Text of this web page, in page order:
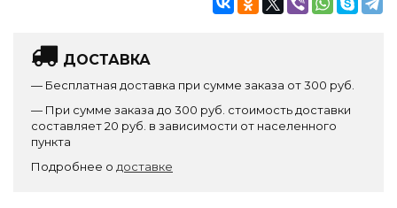
ДОСТАВКА
— Бесплатная доставка при сумме заказа от 300 руб.
— При сумме заказа до 300 руб. стоимость доставки
составляет 20 руб. в зависимости от населенного
пункта
Подробнее о доставке